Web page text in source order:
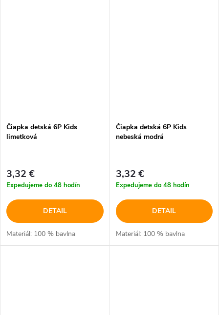
Čiapka detská 6P Kids
limetková
3,32 €
Expedujeme do 48 hodín
DETAIL
Materiál: 100 % bavlna
Čiapka detská 6P Kids
nebeská modrá
3,32 €
Expedujeme do 48 hodín
DETAIL
Materiál: 100 % bavlna